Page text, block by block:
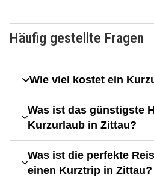
Häufig gestellte Fragen
Wie viel kostet ein
Was ist das günstigste
Kurzurlaub in Zittau?
Was ist die perfekte
einen Kurztrip in Zittau?